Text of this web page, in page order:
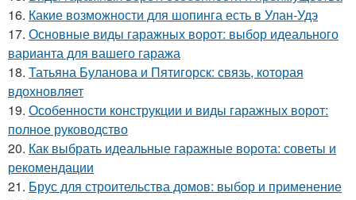
16. Какие возможности для шопинга есть в Улан-Удэ
17. Основные виды гаражных ворот: выбор идеального
варианта для вашего гаража
18. Татьяна Буланова и Пятигорск: связь, которая
вдохновляет
19. Особенности конструкции и виды гаражных ворот:
полное руководство
20. Как выбрать идеальные гаражные ворота: советы и
рекомендации
21. Брус для строительства домов: выбор и применение